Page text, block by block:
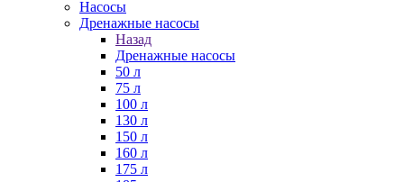
Насосы
Дренажные насосы
Назад
Дренажные насосы
50 л
75 л
100 л
130 л
150 л
160 л
175 л